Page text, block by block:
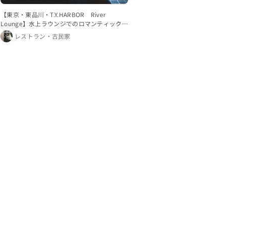
【東京・東品川・T.Y.HARBOR River
Lounge】水上ラウンジでのロマンティックフ
ォトウェディング
レストラン・古民家